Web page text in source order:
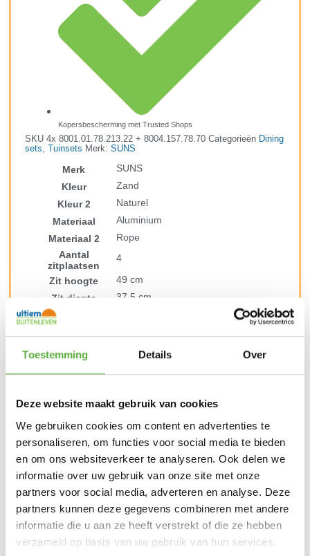
Toestemming Details Over
Deze website maakt gebruik van cookies
We gebruiken cookies om content en advertenties te
personaliseren, om functies voor social media te bieden
en om ons websiteverkeer te analyseren. Ook delen we
informatie over uw gebruik van onze site met onze
partners voor social media, adverteren en analyse. Deze
partners kunnen deze gegevens combineren met andere
informatie die u aan ze heeft verstrekt of die ze hebben
verzameld op basis van uw gebruik van hun services.
Kopersbescherming met Trusted Shops
SKU4x 8001.01.78.213.22 + 8004.157.78.70Categorieën Dining
sets ,Tuinsets Merk:SUNS
Merk
SUNS
Kleur
Zand
Kleur 2
Naturel
Materiaal
Aluminium
Materiaal 2
Rope
Aantal
zitplaatsen
4
Zit hoogte
49 cm
Zit diepte
37,5 cm
Arm hoogte
SKU
SUNS Tosca dining tuinstoel Camel Sand
Kleur
Zand
Kleur 2
Naturel
Materiaal
Rope
Materiaal 2 aluminium
Breedte
63,5 cm
Diepte
74,5 cm
Hoogte
89 cm
Zit hoogte
49 cm
Zit diepte
37,5 cm